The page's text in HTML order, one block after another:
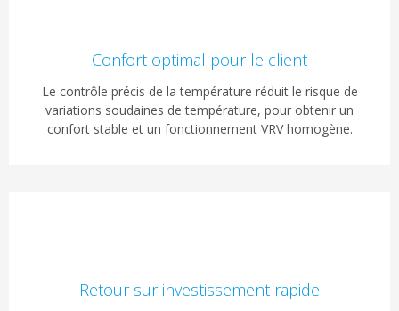
Confort optimal pour le client
Le contrôle précis de la température réduit le risque de
variations soudaines de température, pour obtenir un
confort stable et un fonctionnement VRV homogène.
Retour sur investissement rapide